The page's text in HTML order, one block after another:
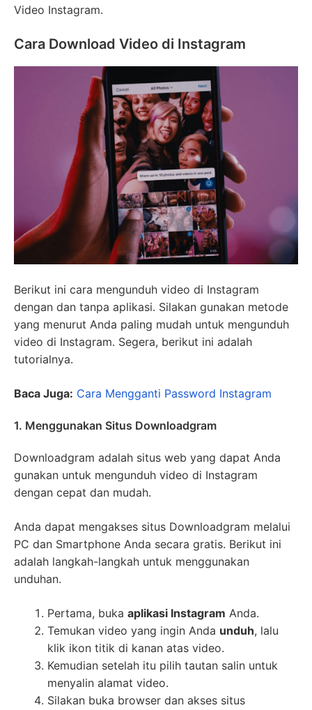
Video Instagram.
Cara Download Video di Instagram
Berikut ini cara mengunduh video di Instagram
dengan dan tanpa aplikasi. Silakan gunakan metode
yang menurut Anda paling mudah untuk mengunduh
video di Instagram. Segera, berikut ini adalah
tutorialnya.
Baca Juga: Cara Mengganti Password Instagram
1. Menggunakan Situs Downloadgram
Downloadgram adalah situs web yang dapat Anda
gunakan untuk mengunduh video di Instagram
dengan cepat dan mudah.
Anda dapat mengakses situs Downloadgram melalui
PC dan Smartphone Anda secara gratis. Berikut ini
adalah langkah-langkah untuk menggunakan
unduhan.
Pertama, buka aplikasi Instagram Anda.
Temukan video yang ingin Anda unduh, lalu
klik ikon titik di kanan atas video.
Kemudian setelah itu pilih tautan salin untuk
menyalin alamat video.
Silakan buka browser dan akses situs